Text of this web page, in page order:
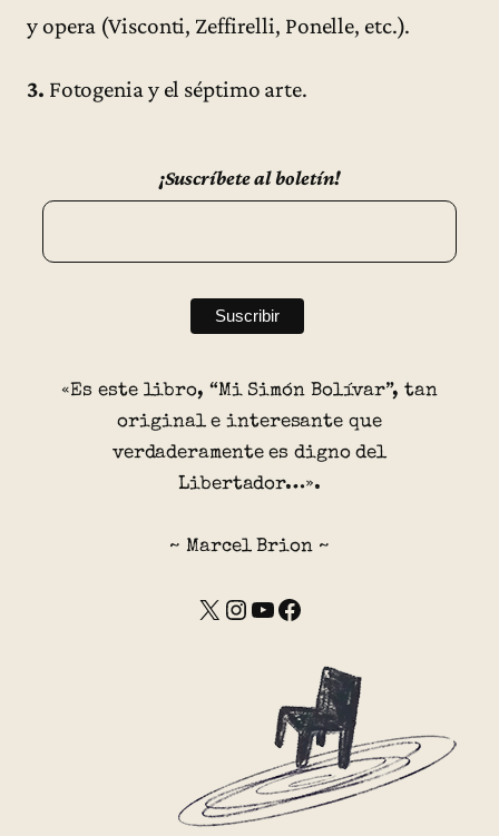
y opera (Visconti, Zeffirelli, Ponelle, etc.).
3. Fotogenia y el séptimo arte.
¡Suscríbete al boletín!
«Es este libro, “Mi Simón Bolívar”, tan
original e interesante que
verdaderamente es digno del
Libertador…».
~ Marcel Brion ~
X Instagram YouTube Facebook